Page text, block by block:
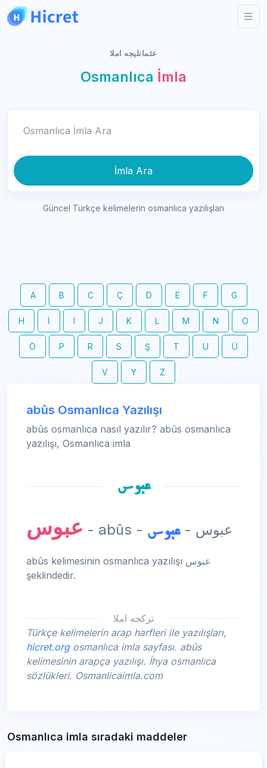
عثمانليجه املا
Osmanlıca İmla
İmla Ara
Güncel Türkçe kelimelerin osmanlıca yazılışları
A B C Ç D E F G
H İ I J K L M N O
Ö P R S Ş T U Ü
V Y Z
abûs Osmanlıca Yazılışı
abûs osmanlıca nasıl yazılır? abûs osmanlıca
yazılışı, Osmanlıca imla
عبوس
عبوس - abûs - عبوس -عبوس
abûs kelimesinin osmanlıca yazılışı عبوس
şeklindedir.
تركجه املا
Türkçe kelimelerin arap harfleri ile yazılışları,
hicret.orgosmanlıca imla sayfası. abûs
kelimesinin arapça yazılışı. İhya osmanlıca
sözlükleri. Osmanlicaimla.com
Osmanlıca imla sıradaki maddeler